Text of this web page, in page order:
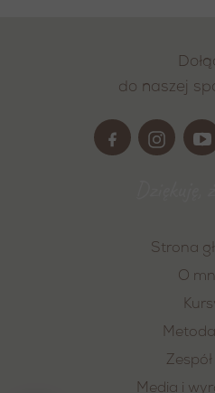
Strona
O
Media i
do naszej